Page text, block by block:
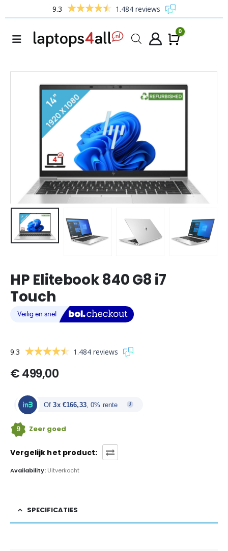
9.3 1.484 reviews
0
HP Elitebook 840 G8 i7
Touch
9.3 1.484 reviews
€499,00
Of3x €166,33, 0% rente
9 Zeer goed
Vergelijk het product:
Availability: Uitverkocht
SPECIFICATIES